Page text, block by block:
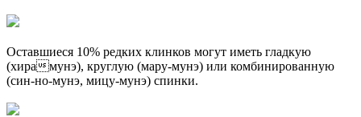
Оставшиеся 10% редких клинков могут иметь гладкую
(хирамунэ), круглую (мару-мунэ) или комбинированную
(син-но-мунэ, мицу-мунэ) спинки.